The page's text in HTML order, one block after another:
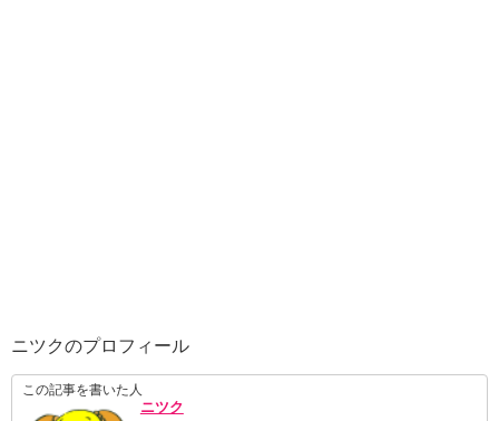
ニツクのプロフィール
この記事を書いた人
ニツク